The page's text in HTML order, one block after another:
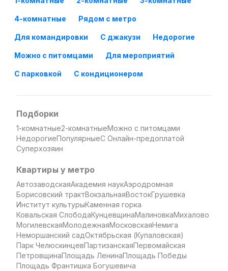
4-комнатные Рядом с метро
Для командировки С джакузи Недорогие
Можно с питомцами Для мероприятий
С парковкой С кондиционером
Подборки
1-комнатные2-комнатныеМожно с питомцами
НедорогиеПопулярныеС Онлайн-предоплатой
Суперхозяин
Квартиры у метро
АвтозаводскаяАкадемия наукАэродромная
Борисовский трактВокзальнаяВостокГрушевка
Институт культурыКаменная горка
Ковальская СлободаКунцевщинаМалиновкаМихалово
МогилевскаяМолодежнаяМосковскаяНемига
Неморшанский садОктябрьская (Купаловская)
Парк ЧелюскинцевПартизанскаяПервомайская
ПетровщинаПлощадь ЛенинаПлощадь Победы
Площадь Франтишка Богушевича